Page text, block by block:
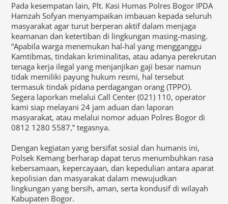
Pada kesempatan lain, Plt. Kasi Humas Polres Bogor IPDA
Hamzah Sofyan menyampaikan imbauan kepada seluruh
masyarakat agar turut berperan aktif dalam menjaga
keamanan dan ketertiban di lingkungan masing-masing.
“Apabila warga menemukan hal-hal yang mengganggu
Kamtibmas, tindakan kriminalitas, atau adanya perekrutan
tenaga kerja ilegal yang menjanjikan gaji besar namun
tidak memiliki payung hukum resmi, hal tersebut
termasuk tindak pidana perdagangan orang (TPPO).
Segera laporkan melalui Call Center (021) 110, operator
kami siap melayani 24 jam aduan dan laporan
masyarakat, atau melalui nomor aduan Polres Bogor di
0812 1280 5587,” tegasnya.
Dengan kegiatan yang bersifat sosial dan humanis ini,
Polsek Kemang berharap dapat terus menumbuhkan rasa
kebersamaan, kepercayaan, dan kepedulian antara aparat
kepolisian dan masyarakat dalam mewujudkan
lingkungan yang bersih, aman, serta kondusif di wilayah
Kabupaten Bogor.